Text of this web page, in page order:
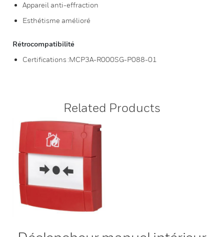
Appareil anti-effraction
Esthétisme amélioré
Rétrocompatibilité
Certifications :MCP3A-R000SG-P088-01
Related Products